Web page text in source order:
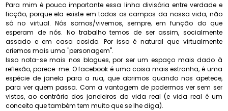
Para mim é pouco importante essa linha divisória entre verdade e
ficção, porque ela existe em todos os campos da nossa vida, não
só no virtual. Nós somos/vivemos, sempre, em função do que
esperam de nós. No trabalho temos de ser assim, socialmente
assado e em casa cosido. Por isso é natural que virtualmente
criemos mais uma "personagem".
Isso nota-se mais nos blogues, por ser um espaço mais dado à
reflexão, parece-me. O facebook é uma coisa mais estranha, é uma
espécie de janela para a rua, que abrimos quando nos apetece,
para ver quem passa. Com a vantagem de podermos ver sem ser
vistos, ao contrário dos janeleiros da vida real (e vida real é um
conceito que também tem muito que se lhe diga).